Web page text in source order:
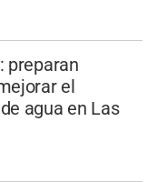
preparan
el
agua en Las